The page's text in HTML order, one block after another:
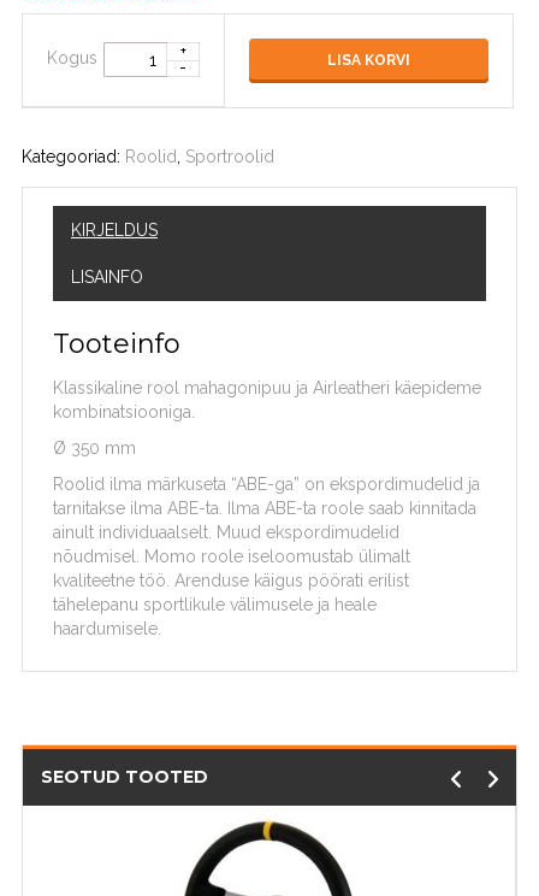
Kogus LISA KORVI
Kategooriad: Roolid Sportroolid
KIRJELDUS
LISAINFO
Tooteinfo
Klassikaline rool mahagonipuu ja Airleatheri käepideme
kombinatsiooniga.
Ø 350 mm
Roolid ilma märkuseta “ABE-ga” on ekspordimudelid ja
tarnitakse ilma ABE-ta. Ilma ABE-ta roole saab kinnitada
ainult individuaalselt. Muud ekspordimudelid
nõudmisel. Momo roole iseloomustab ülimalt
kvaliteetne töö. Arenduse käigus pöörati erilist
tähelepanu sportlikule välimusele ja heale
haardumisele.
SEOTUD TOOTED